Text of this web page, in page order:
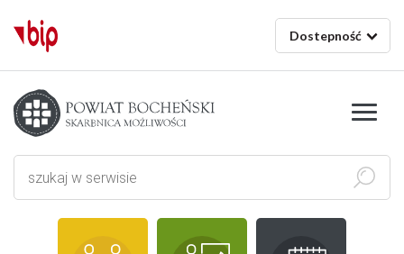
Dostepność
Starostwo powiatowe w Bochni
Szukaj